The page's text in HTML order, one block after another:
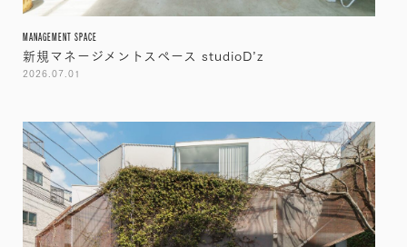
MANAGEMENT SPACE
新規マネージメントスペース studioD’z
2026.07.01